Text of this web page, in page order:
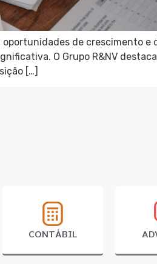
de crescimento e
O Grupo R&NV
[…]
CONTÁBIL